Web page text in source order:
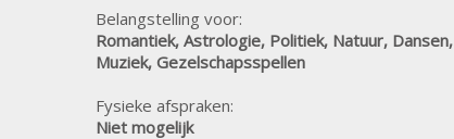
Belangstelling voor:
Romantiek, Astrologie, Politiek, Natuur, Dansen,
Muziek, Gezelschapsspellen
Fysieke afspraken:
Niet mogelijk